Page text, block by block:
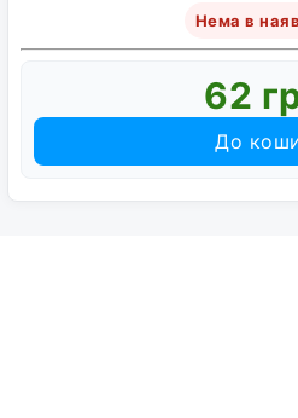
Нема в
62
До